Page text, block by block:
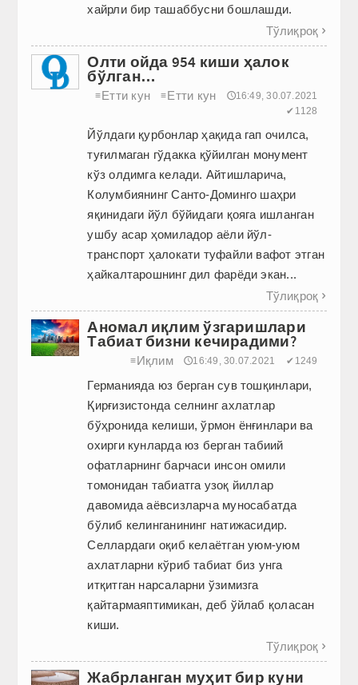
хайрли бир ташаббусни бошлашди.
Тўлиқроқ 
Олти ойда 954 киши ҳалок
бўлган…
≡Етти кун ≡Етти кун
🕔16:49, 30.07.2021
✔1128
Йўлдаги қурбонлар ҳақида гап очилса,
туғилмаган гўдакка қўйилган монумент
кўз олдимга келади. Айтишларича,
Колумбиянинг Санто-Доминго шаҳри
яқинидаги йўл бўйидаги қояга ишланган
ушбу асар ҳомиладор аёли йўл-
транспорт ҳалокати туфайли вафот этган
ҳайкалтарошнинг дил фарёди экан...
Тўлиқроқ 
Аномал иқлим ўзгаришлари
Табиат бизни кечирадими?
≡Иқлим 🕔16:49, 30.07.2021 ✔1249
Германияда юз берган сув тошқинлари,
Қирғизистонда селнинг ахлатлар
бўҳронида келиши, ўрмон ёнғинлари ва
охирги кунларда юз берган табиий
офатларнинг барчаси инсон омили
томонидан табиатга узоқ йиллар
давомида аёвсизларча муносабатда
бўлиб келинганининг натижасидир.
Селлардаги оқиб келаётган уюм-уюм
ахлатларни кўриб табиат биз унга
итқитган нарсаларни ўзимизга
қайтармаяптимикан, деб ўйлаб қоласан
киши.
Тўлиқроқ 
Жабрланган муҳит бир куни